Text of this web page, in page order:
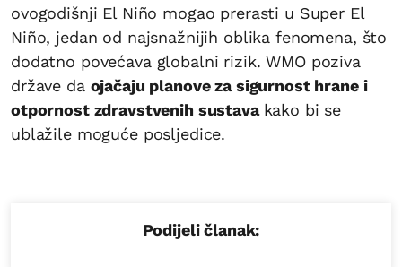
ovogodišnji El Niño mogao prerasti u Super El
Niño, jedan od najsnažnijih oblika fenomena, što
dodatno povećava globalni rizik. WMO poziva
države da ojačaju planove za sigurnost hrane i
otpornost zdravstvenih sustava kako bi se
ublažile moguće posljedice.
Podijeli članak: